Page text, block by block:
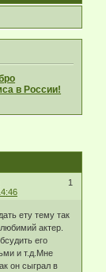
в России!
1
ету тему так
актер.
его
и т.д.Мне
он сыграл в